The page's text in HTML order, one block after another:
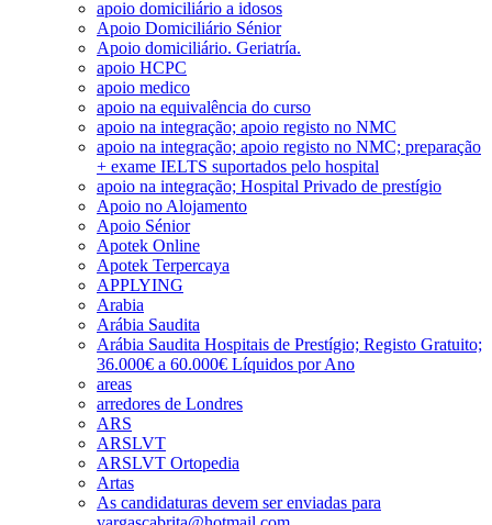
apoio domiciliário a idosos
Apoio Domiciliário Sénior
Apoio domiciliário. Geriatría.
apoio HCPC
apoio medico
apoio na equivalência do curso
apoio na integração; apoio registo no NMC
apoio na integração; apoio registo no NMC; preparação
+ exame IELTS suportados pelo hospital
apoio na integração; Hospital Privado de prestígio
Apoio no Alojamento
Apoio Sénior
Apotek Online
Apotek Terpercaya
APPLYING
Arabia
Arábia Saudita
Arábia Saudita Hospitais de Prestígio; Registo Gratuito;
36.000€ a 60.000€ Líquidos por Ano
areas
arredores de Londres
ARS
ARSLVT
ARSLVT Ortopedia
Artas
As candidaturas devem ser enviadas para